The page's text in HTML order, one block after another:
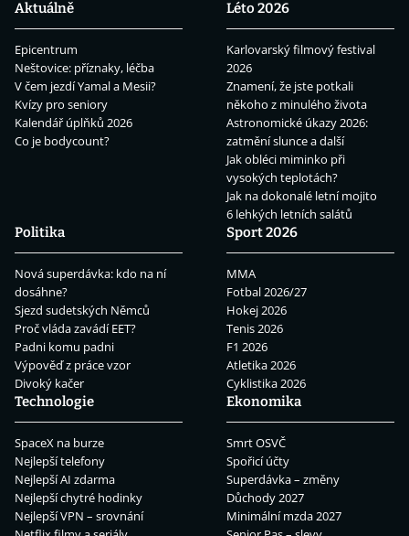
Aktuálně
Epicentrum
Neštovice: příznaky, léčba
V čem jezdí Yamal a Mesii?
Kvízy pro seniory
Kalendář úplňků 2026
Co je bodycount?
Léto 2026
Karlovarský filmový festival
2026
Znamení, že jste potkali
někoho z minulého života
Astronomické úkazy 2026:
zatmění slunce a další
Jak obléci miminko při
vysokých teplotách?
Jak na dokonalé letní mojito
6 lehkých letních salátů
Politika
Nová superdávka: kdo na ní
dosáhne?
Sjezd sudetských Němců
Proč vláda zavádí EET?
Padni komu padni
Výpověď z práce vzor
Divoký kačer
Sport 2026
MMA
Fotbal 2026/27
Hokej 2026
Tenis 2026
F1 2026
Atletika 2026
Cyklistika 2026
Technologie
SpaceX na burze
Nejlepší telefony
Nejlepší AI zdarma
Nejlepší chytré hodinky
Nejlepší VPN – srovnání
Ekonomika
Smrt OSVČ
Spořicí účty
Superdávka – změny
Důchody 2027
Minimální mzda 2027